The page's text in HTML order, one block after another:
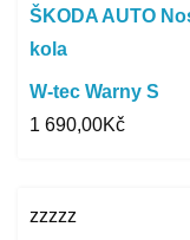
ŠKODA AUTO
kola
W-tec Warny S
1 690,00Kč
zzzzz